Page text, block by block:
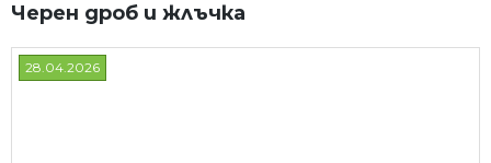
Черен дроб и жлъчка
28.04.2026